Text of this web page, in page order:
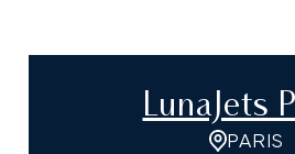
LunaJets
PARIS